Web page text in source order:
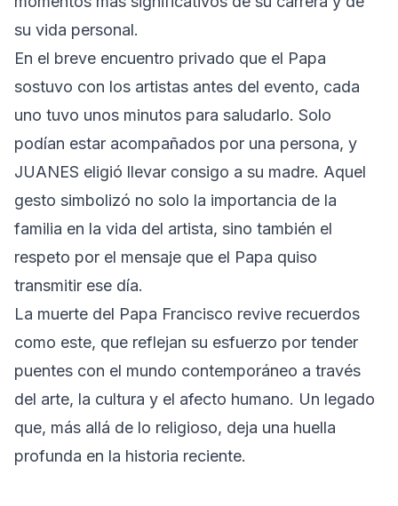
su vida personal.
En el breve encuentro privado que el Papa
sostuvo con los artistas antes del evento, cada
uno tuvo unos minutos para saludarlo. Solo
podían estar acompañados por una persona, y
JUANES eligió llevar consigo a su madre. Aquel
gesto simbolizó no solo la importancia de la
familia en la vida del artista, sino también el
respeto por el mensaje que el Papa quiso
transmitir ese día.
La muerte del Papa Francisco revive recuerdos
como este, que reflejan su esfuerzo por tender
puentes con el mundo contemporáneo a través
del arte, la cultura y el afecto humano. Un legado
que, más allá de lo religioso, deja una huella
profunda en la historia reciente.